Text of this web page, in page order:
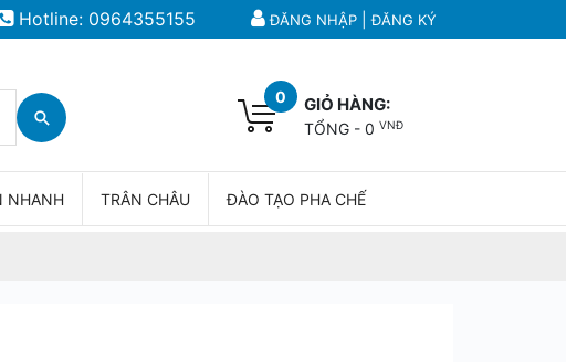
ĐĂNG NHẬP |ĐĂNG KÝ
Hotline: 0964355155
0 GIỎ HÀNG:
TỔNG - 0 VNĐ
NHANH TRÂN CHÂU ĐÀO TẠO PHA CHẾ